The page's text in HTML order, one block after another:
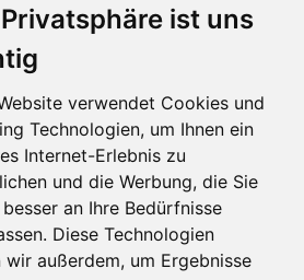
ist uns
verwendet Cookies und
Technologien, um Ihnen ein
Internet-Erlebnis zu
und die Werbung, die Sie
besser an Ihre Bedürfnisse
Diese Technologien
wir außerdem, um Ergebnisse
EINSTELLUNGEN